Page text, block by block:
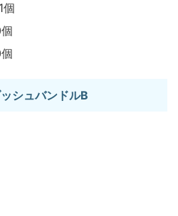
個
シュバンドルB